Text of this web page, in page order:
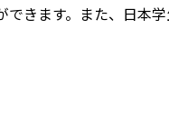
きます。また、日本